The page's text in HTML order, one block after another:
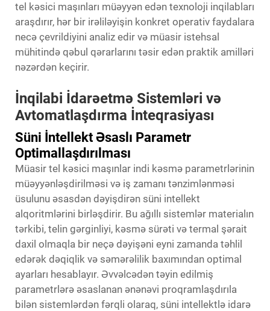
tel kəsici maşınları müəyyən edən texnoloji inqilabları
araşdırır, hər bir irəliləyişin konkret operativ faydalara
necə çevrildiyini analiz edir və müasir istehsal
mühitində qəbul qərarlarını təsir edən praktik amilləri
nəzərdən keçirir.
İnqilabi İdarəetmə Sistemləri və
Avtomatlaşdırma İnteqrasiyası
Süni İntellekt Əsaslı Parametr
Optimallaşdırılması
Müasir tel kəsici maşınlar indi kəsmə parametrlərinin
müəyyənləşdirilməsi və iş zamanı tənzimlənməsi
üsulunu əsasdən dəyişdirən süni intellekt
alqoritmlərini birləşdirir. Bu ağıllı sistemlər materialın
tərkibi, telin gərginliyi, kəsmə sürəti və termal şərait
daxil olmaqla bir neçə dəyişəni eyni zamanda təhlil
edərək dəqiqlik və səmərəlilik baxımından optimal
ayarları hesablayır. Əvvəlcədən təyin edilmiş
parametrlərə əsaslanan ənənəvi proqramlaşdırıla
bilən sistemlərdən fərqli olaraq, süni intellektlə idarə